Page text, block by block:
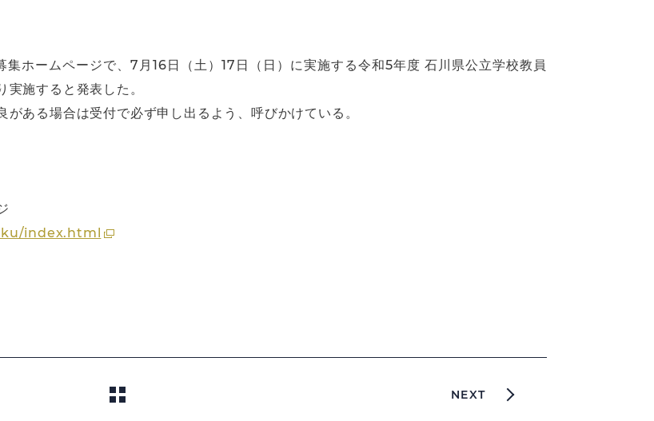
ホームページで、7月16日（土）17日（日）に実施する令和5年度 石川県公立学校教員
施すると発表した。
ある場合は受付で必ず申し出るよう、呼びかけている。
index.html
NEXT